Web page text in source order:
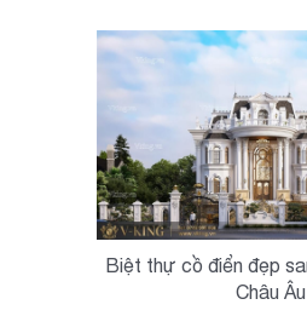
Biệt thự cồ điển đẹp
Châu Âu